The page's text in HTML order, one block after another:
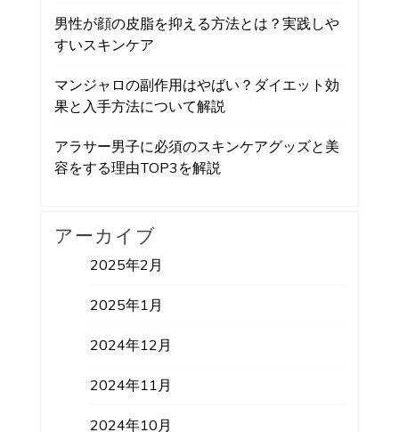
男性が顔の皮脂を抑える方法とは？実践しや
すいスキンケア
マンジャロの副作用はやばい？ダイエット効
果と入手方法について解説
アラサー男子に必須のスキンケアグッズと美
容をする理由TOP3を解説
アーカイブ
2025年2月
2025年1月
2024年12月
2024年11月
2024年10月